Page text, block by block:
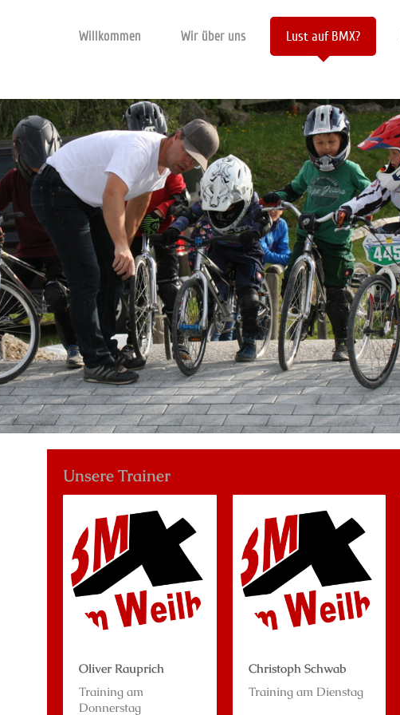
Willkommen Wir über uns Lust auf BMX?
Unsere Trainer
Oliver Rauprich
Training am
Donnerstag
Christoph Schwab
Training am Dienstag